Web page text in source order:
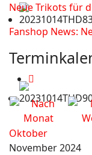
Neue Trikots für
Fanshop News:
Oktober
November 2024